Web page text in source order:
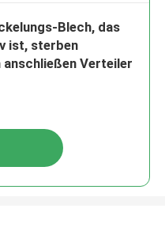
Blech, das
ist, sterben
Verteiler